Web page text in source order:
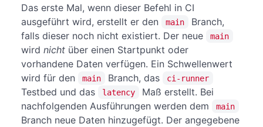
Das erste Mal, wenn dieser Befehl in CI
ausgeführt wird, erstellt er den
main
Branch,
falls dieser noch nicht existiert. Der neue
main
wird nicht über einen Startpunkt oder
vorhandene Daten verfügen. Ein Schwellenwert
wird für den
main Branch, das ci-runner
Testbed und das latency
Maß erstellt. Bei
nachfolgenden Ausführungen werden dem
main
Branch neue Daten hinzugefügt. Der angegebene